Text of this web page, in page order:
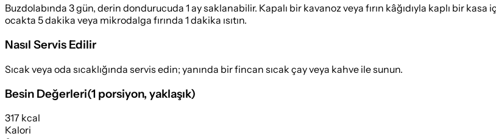
Buzdolabında 3 gün, derin dondurucuda 1 ay saklanabilir. Kapalı bir kavanoz veya fırın kâğıdıyla kaplı bir
ocakta 5 dakika veya mikrodalga fırında 1 dakika ısıtın.
Nasıl Servis Edilir
Sıcak veya oda sıcaklığında servis edin; yanında bir fincan sıcak çay veya kahve ile sunun.
Besin Değerleri(1 porsiyon, yaklaşık)
317 kcal
Kalori